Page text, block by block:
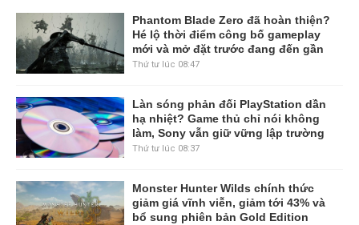
Phantom Blade Zero đã hoàn thiện?
Hé lộ thời điểm công bố gameplay
mới và mở đặt trước đang đến gần
Thứ tư lúc 08:47
Làn sóng phản đối PlayStation dần
hạ nhiệt? Game thủ chỉ nói không
làm, Sony vẫn giữ vững lập trường
Thứ tư lúc 08:37
Monster Hunter Wilds chính thức
giảm giá vĩnh viễn, giảm tới 43% và
bổ sung phiên bản Gold Edition